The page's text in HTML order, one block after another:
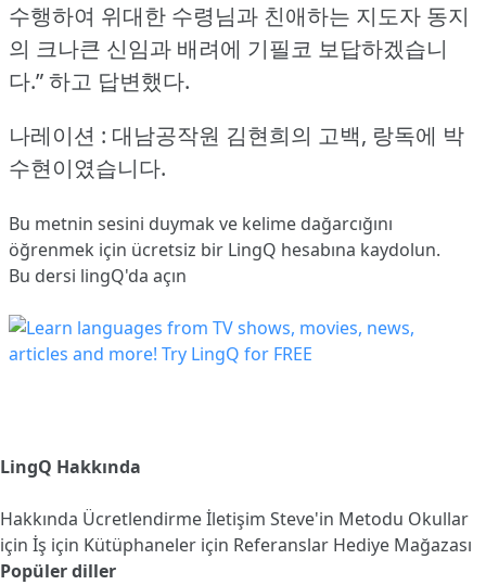
수행하여 위대한 수령님과 친애하는 지도자 동지
의 크나큰 신임과 배려에 기필코 보답하겠습니
다.” 하고 답변했다.
나레이션 : 대남공작원 김현희의 고백, 랑독에 박
수현이였습니다.
Bu metnin sesini duymak ve kelime dağarcığını
öğrenmek için ücretsiz bir LingQ hesabına kaydolun.
Bu dersi lingQ'da açın
LingQ Hakkında
Hakkında Ücretlendirmeİletişim Steve'in Metodu Okullar
için İş için Kütüphaneler için Referanslar Hediye Mağazası
Popüler diller